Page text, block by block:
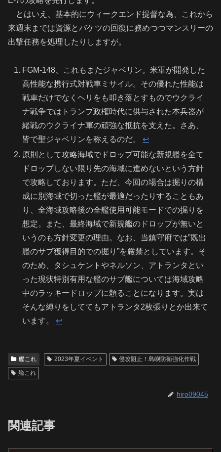
とはいえ、基本的にウィークエンド提督な為、これから
来週末までは資源とバケツの回復に務めつつマンスリーの
出撃任務を処理したりしますが。
FGM-148、これもまたジャベリン。米軍が開発した
高性能な携行式対戦車ミサイル。その優れた性能は
戦車だけでなくヘリをも叩き落とすものでウクライ
ナ戦争ではトランプ政権時代に供与された本兵器が
緒戦のウクライナ軍の頑強な抵抗を支えた。さあ、
皆で聖ジャベリンを称えるのだ。 ↩︎
原則として攻略海域でドロップ可能な新規艦を全て
ドロップしない限り先の海域に進めないという方針
で攻略しております。ただ、今回の場合は掘りの構
成に別海域で切った艦が最適だったりすることもあ
り、全海域攻略後の全艦使用可能モードでの掘りを
想定。また、最終海域で新規艦のドロップが無いと
いうのも方針変更の理由。なお、当鎮守府では”既出
艦のサブ獲得目的での掘り”を厳禁としています。そ
のため、タシュケントやネルソン、アトランタとい
った現状特別有用な艦のサブ艦については海域攻略
中のラッキードロップに頼ることになります。実は
そんな縛りをしててもアトランタ2枚張りとか出来て
います。 ↩︎
艦これ 2023年夏イベント
侵攻阻止！島嶼防衛強化作戦
艦これ
hiro09045
関連記事